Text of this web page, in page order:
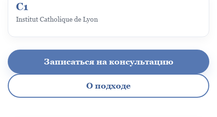
C1
Institut Catholique de Lyon
Записаться на консультацию
О подходе